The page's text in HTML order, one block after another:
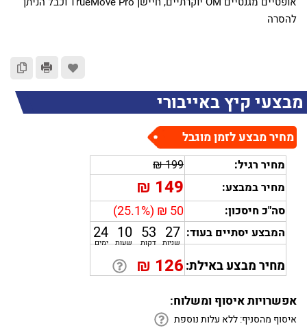
להסרה
מבצעי קיץ באייבורי
מחיר מבצע לזמן מוגבל
מחיר רגיל:
199 ₪
מחיר במבצע:
149
₪
סה"כ חיסכון: 50 ₪ (25.1%)
המבצע יסתיים בעוד: 27
שניות
53
דקות
10
שעות
24
ימים
מחיר מבצע באילת:126
₪
אפשרויות איסוף ומשלוח:
איסוף מהסניף:ללא עלות נוספת